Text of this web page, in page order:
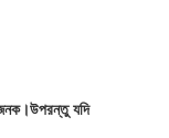
যদি